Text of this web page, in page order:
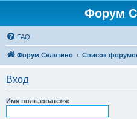
Форум
FAQ
Форум Селятино Список
Вход
Имя пользователя: